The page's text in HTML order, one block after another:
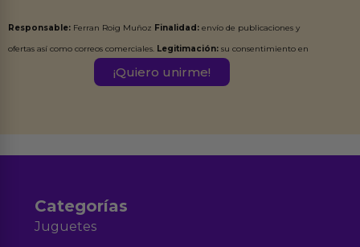
Responsable: Ferran Roig Muñoz Finalidad: envío de publicaciones y
ofertas así como correos comerciales. Legitimación: su consentimiento en
Destinatarios:Ferran Roig Muñoz. Podrás ejercer tus
Categorías
Juguetes